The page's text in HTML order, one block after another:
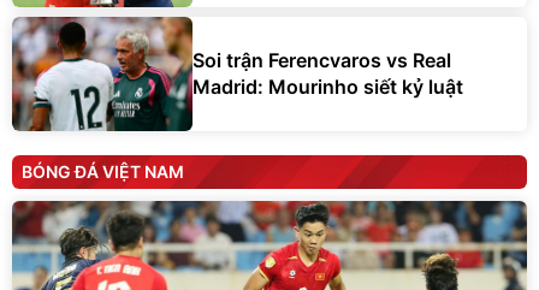
Soi trận Ferencvaros vs Real
Madrid: Mourinho siết kỷ luật
BÓNG ĐÁ VIỆT NAM